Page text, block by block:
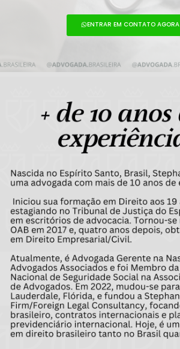
ENTRAR EM CONTATO AGORA